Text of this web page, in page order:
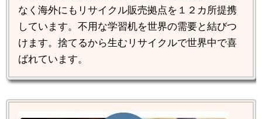
なく海外にもリサイクル販売拠点を１２カ所提携
しています。不用な学習机を世界の需要と結びつ
けます。捨てるから生むリサイクルで世界中で喜
ばれています。